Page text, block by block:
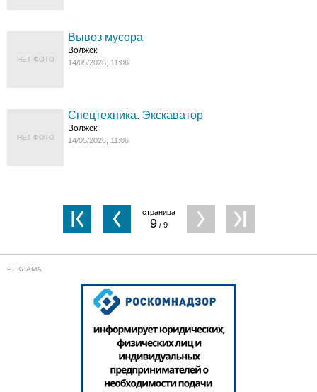
НЕТ ФОТО
Вывоз мусора
Волжск
14/05/2026, 11:06
НЕТ ФОТО
Спецтехника. Экскаватор
Волжск
14/05/2026, 11:06
9/ 9